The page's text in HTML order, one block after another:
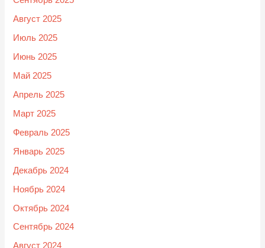
Август 2025
Июль 2025
Июнь 2025
Май 2025
Апрель 2025
Март 2025
Февраль 2025
Январь 2025
Декабрь 2024
Ноябрь 2024
Октябрь 2024
Сентябрь 2024
Август 2024